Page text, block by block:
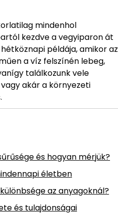
mindenhol
kezdve a vegyiparon át
példája, amikor az
a víz felszínén lebeg,
találkozunk vele
akár a környezeti
és hogyan mérjük?
életben
az anyagoknál?
és tulajdonságai